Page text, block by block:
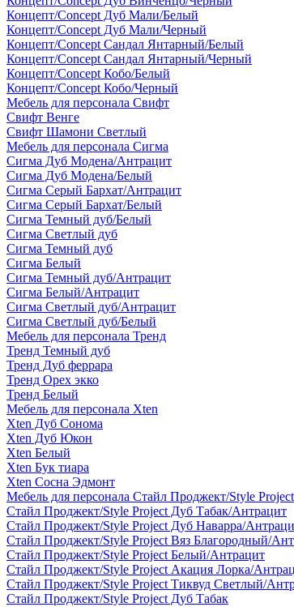
Концепт/Concept Дуб Мали/Белый
Концепт/Concept Дуб Мали/Черный
Концепт/Concept Сандал Янтарный/Белый
Концепт/Concept Сандал Янтарный/Черный
Концепт/Concept Кобо/Белый
Концепт/Concept Кобо/Черный
Мебель для персонала Свифт
Свифт Венге
Свифт Шамони Светлый
Мебель для персонала Сигма
Сигма Дуб Модена/Антрацит
Сигма Дуб Модена/Белый
Сигма Серый Бархат/Антрацит
Сигма Серый Бархат/Белый
Сигма Темный дуб/Белый
Сигма Светлый дуб
Сигма Темный дуб
Сигма Белый
Сигма Темный дуб/Антрацит
Сигма Белый/Антрацит
Сигма Светлый дуб/Антрацит
Сигма Светлый дуб/Белый
Мебель для персонала Тренд
Тренд Темный дуб
Тренд Дуб феррара
Тренд Орех экко
Тренд Белый
Мебель для персонала Xten
Xten Дуб Сонома
Xten Дуб Юкон
Xten Белый
Xten Бук тиара
Xten Сосна Эдмонт
Мебель для персонала Стайл Проджект/Style Project
Стайл Проджект/Style Project Дуб Табак/Антрацит
Стайл Проджект/Style Project Дуб Наварра/
Стайл Проджект/Style Project Вяз Благородный/
Стайл Проджект/Style Project Белый/Антрацит
Стайл Проджект/Style Project Акация Лорка/
Стайл Проджект/Style Project Тиквуд Светлый/
Стайл Проджект/Style Project Дуб Табак